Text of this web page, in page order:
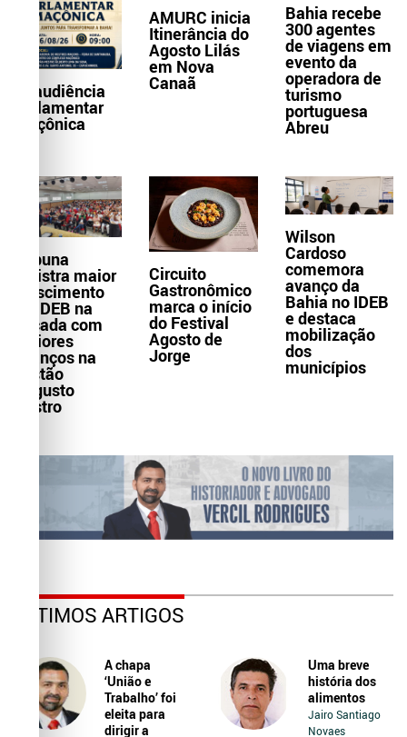
1ª audiência
parlamentar
maçônica
AMURC inicia
Itinerância do
Agosto Lilás
em Nova
Canaã
Bahia recebe
300 agentes
de viagens em
evento da
operadora de
turismo
portuguesa
Abreu
Itabuna
registra maior
crescimento
do IDEB na
década com
maiores
avanços na
gestão
Augusto
Castro
Circuito
Gastronômico
marca o início
do Festival
Agosto de
Jorge
Wilson
Cardoso
comemora
avanço da
Bahia no IDEB
e destaca
mobilização
dos
municípios
ÚLTIMOS ARTIGOS
A chapa
‘União e
Trabalho’ foi
eleita para
dirigir a
Uma breve
história dos
alimentos
Jairo Santiago
Novaes